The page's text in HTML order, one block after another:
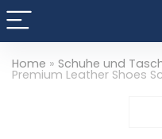
Home » Schuhe und
Premium Leather Shoes